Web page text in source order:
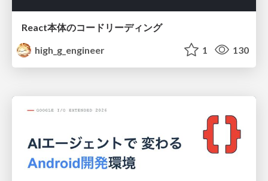
React本体のコードリーディング
high_g_engineer
1 130